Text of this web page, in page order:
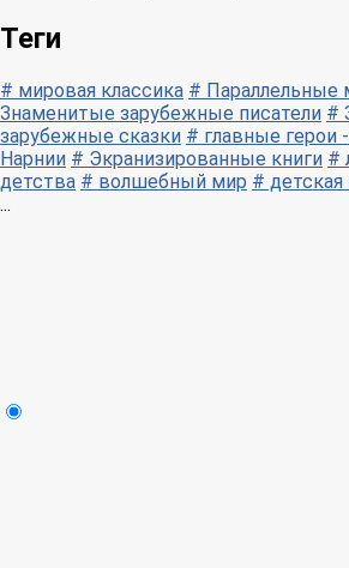
Теги
# мировая классика # Параллельные
Знаменитые зарубежные писатели #
зарубежные сказки # главные герои
Нарнии # Экранизированные книги #
детства # волшебный мир # детская
...